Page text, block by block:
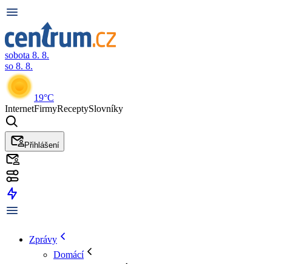
sobota 8. 8.
so 8. 8.
19°C
InternetFirmyReceptySlovníky
Přihlášení
Zprávy
Domácí